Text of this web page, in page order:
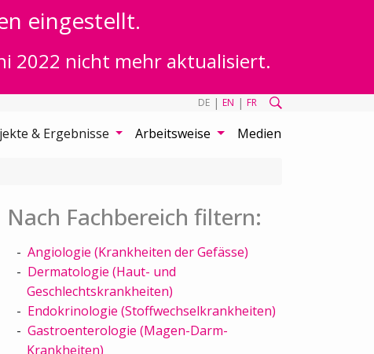
eingestellt.
2022 nicht mehr aktualisiert.
DE | EN | FR
& Ergebnisse Arbeitsweise Medien
Nach Fachbereich filtern:
Angiologie (Krankheiten der Gefässe)
Dermatologie (Haut- und
Geschlechtskrankheiten)
Endokrinologie (Stoffwechselkrankheiten)
Gastroenterologie (Magen-Darm-
Krankheiten)